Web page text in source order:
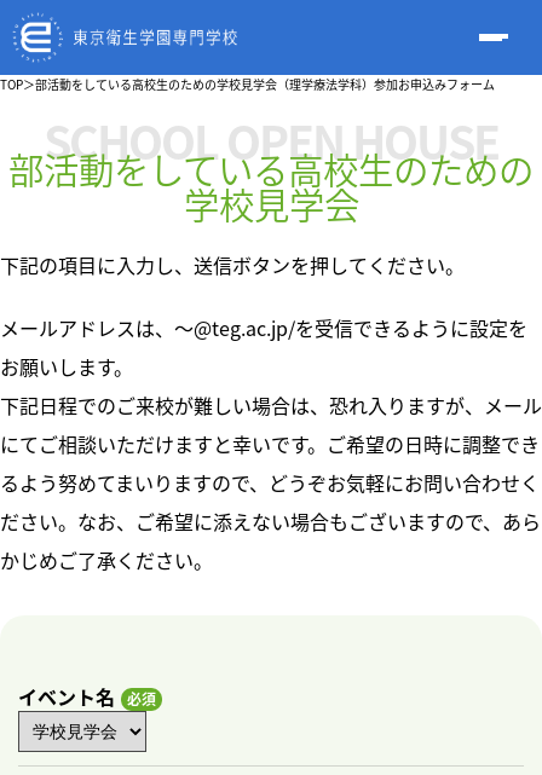
TOP＞部活動をしている高校生のための学校見学会（理学療法学科）参加お申込みフォーム
SCHOOL OPEN HOUSE
部活動をしている高校生のための
学校見学会
下記の項目に入力し、送信ボタンを押してください。
メールアドレスは、～@teg.ac.jp/を受信できるように設定を
お願いします。
下記日程でのご来校が難しい場合は、恐れ入りますが、メール
にてご相談いただけますと幸いです。ご希望の日時に調整でき
るよう努めてまいりますので、どうぞお気軽にお問い合わせく
ださい。なお、ご希望に添えない場合もございますので、あら
かじめご了承ください。
イベント名